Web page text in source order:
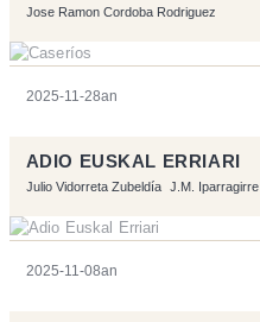
Jose Ramon Cordoba Rodriguez
2025-11-28an
ADIO EUSKAL ERRIARI
Julio Vidorreta Zubeldía J.M. Iparragirre
2025-11-08an